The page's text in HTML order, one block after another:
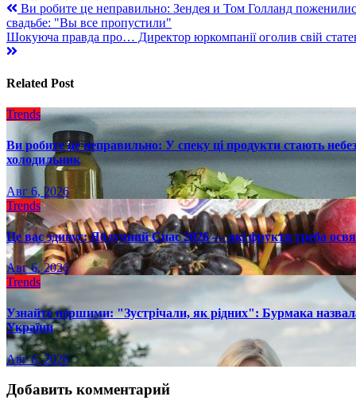
Навигация
по
записям
Ви робите це неправильно: Зендея и Том Голланд
свадьбе: "Вы все пропустили"
Шокуюча правда про… Директор юркомпанії оголив свій
Related Post
Trends
Ви робите це неправильно: У спеку ці продукти стають
холодильник
Авг 6, 2026
Trends
Це вас здивує: Яблучний Спас 2026 — які фрукти треба
Авг 6, 2026
Trends
Узнайте першими: "Зустрічали, як рідних": Бурмака
України
Авг 6, 2026
Добавить комментарий